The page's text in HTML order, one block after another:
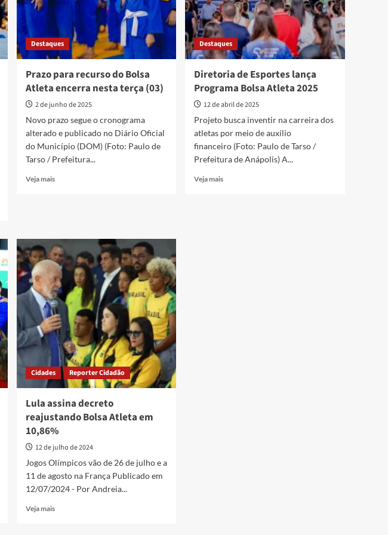
Destaques
Prazo para recurso do Bolsa
Atleta encerra nesta terça (03)
2 de junho de 2025
Novo prazo segue o cronograma
alterado e publicado no Diário Oficial
do Município (DOM) (Foto: Paulo de
Tarso / Prefeitura...
Veja maisRead
do
Bolsa
Atleta
encerra
nesta
terça
(03)
Destaques
Diretoria de Esportes lança
Programa Bolsa Atleta 2025
12 de abril de 2025
Projeto busca inventir na carreira dos
atletas por meio de auxílio
financeiro (Foto: Paulo de Tarso /
Prefeitura de Anápolis) A...
Veja maisRead
Cidades Reporter Cidadão
Lula assina decreto
reajustando Bolsa Atleta em
10,86%
12 de julho de 2024
Jogos Olímpicos vão de 26 de julho e a
11 de agosto na França Publicado em
12/07/2024 - Por Andreia...
Veja maisRead